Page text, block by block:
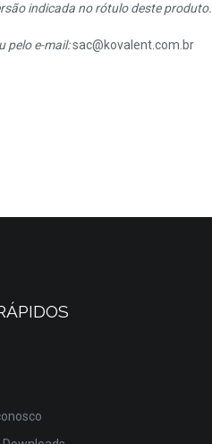
indicada no rótulo deste produto.
pelo e-mail:sac@kovalent.com.br